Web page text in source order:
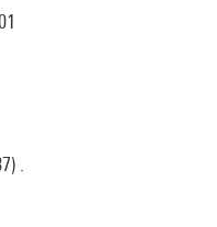
.